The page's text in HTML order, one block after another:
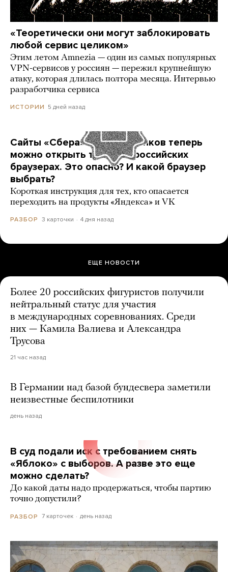
«Теоретически они могут заблокировать
любой сервис целиком»
Этим летом Amnezia — один из самых популярных
VPN-сервисов у россиян — пережил крупнейшую
атаку, которая длилась полтора месяца. Интервью
разработчика сервиса
ИСТОРИИ 5 дней назад
Сайты «Сбера» и других банков теперь
можно открыть только в российских
браузерах. Это опасно? И какой браузер
выбрать?
Короткая инструкция для тех, кто опасается
переходить на продукты «Яндекса» и VK
РАЗБОР 3 карточки 4 дня назад
ЕЩЕ НОВОСТИ
Более 20 российских фигуристов получили
нейтральный статус для участия
в международных соревнованиях. Среди
них — Камила Валиева и Александра
Трусова
21 час назад
В Германии над базой бундесвера заметили
неизвестные беспилотники
день назад
В суд подали иск с требованием снять
«Яблоко» с выборов. А разве это еще
можно сделать?
До какой даты надо продержаться, чтобы партию
точно допустили?
РАЗБОР 7 карточек день назад